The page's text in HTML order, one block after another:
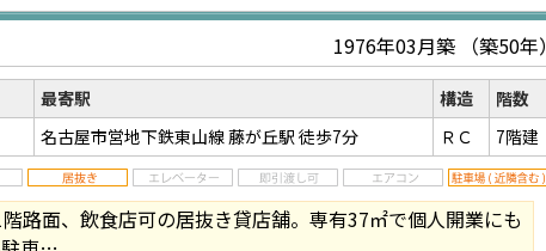
1976年03月築 （築50年）
最寄駅 構造
階数
名古屋市営地下鉄東山線 藤が丘駅 徒歩7分 ＲＣ 7階建
路面、飲食店可の居抜き貸店舗。専有37㎡で個人開業にも